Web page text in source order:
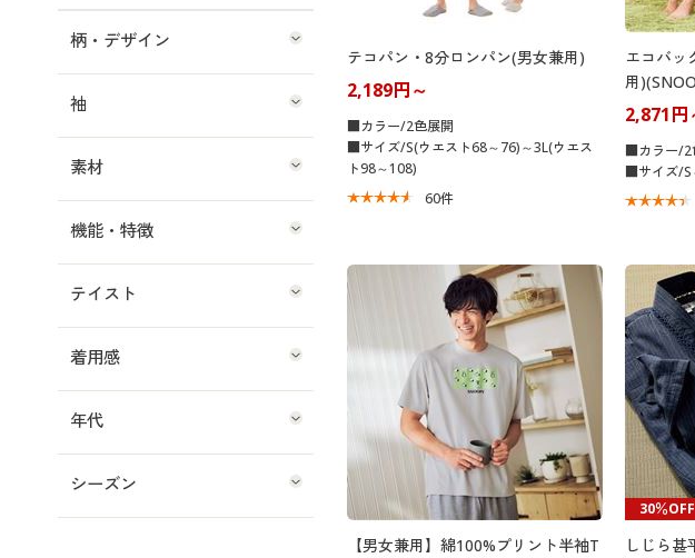
テコパン・8分ロンパン(男女兼用)
2,189円～
■カラー/2色展開
■サイズ/S(ウエスト68～76)～3L(ウエス
ト98～108)
60件
エコバッ
用
2,871円
■カラー/2
■サイズ/S
【男女兼用】綿100%プリント半袖T
30％OFF
しじら甚
柄・デザイン
袖
素材
機能・特徴
テイスト
着用感
年代
シーズン